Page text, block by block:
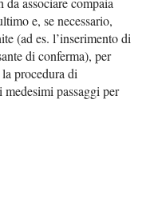
e, se necessario,
(ad es. l’inserimento di
di conferma), per
procedura di
passaggi per